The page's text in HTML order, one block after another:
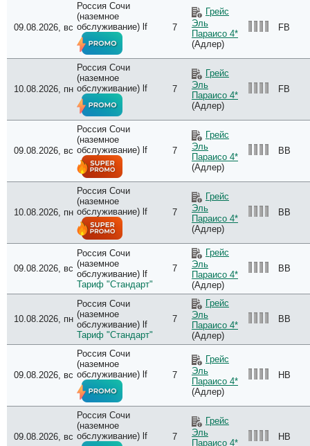
09.08.2026, вс
Россия Сочи
(наземное
обслуживание) lf
7
Грейс
Эль
Параисо 4*
(Адлер)
FB
10.08.2026, пн
Россия Сочи
(наземное
обслуживание) lf
7
Грейс
Эль
Параисо 4*
(Адлер)
FB
09.08.2026, вс
Россия Сочи
(наземное
обслуживание) lf
7
Грейс
Эль
Параисо 4*
(Адлер)
BB
10.08.2026, пн
Россия Сочи
(наземное
обслуживание) lf
7
Грейс
Эль
Параисо 4*
(Адлер)
BB
09.08.2026, вс
Россия Сочи
(наземное
обслуживание) lf
Тариф "Стандарт"
7
Грейс
Эль
Параисо 4*
(Адлер)
BB
10.08.2026, пн
Россия Сочи
(наземное
обслуживание) lf
Тариф "Стандарт"
7
Грейс
Эль
Параисо 4*
(Адлер)
BB
09.08.2026, вс
Россия Сочи
(наземное
обслуживание) lf
7
Грейс
Эль
Параисо 4*
(Адлер)
HB
09.08.2026, вс
Россия Сочи
(наземное
обслуживание) lf
7
Грейс
Эль
Параисо 4*
HB